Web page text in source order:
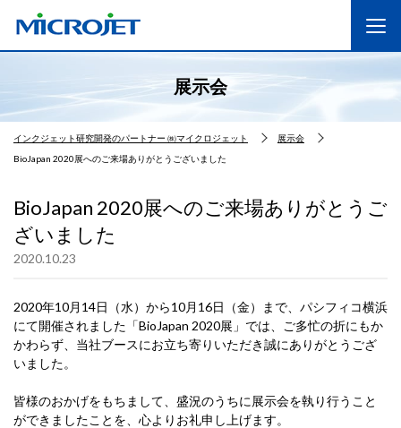
展示会
インクジェット研究開発のパートナー ㈱マイクロジェット
展示会
BioJapan 2020展へのご来場ありがとうございました
BioJapan 2020展へのご来場ありがとうご
ざいました
2020.10.23
2020年10月14日（水）から10月16日（金）まで、パシフィコ横浜
にて開催されました「BioJapan 2020展」では、ご多忙の折にもか
かわらず、当社ブースにお立ち寄りいただき誠にありがとうござ
いました。
皆様のおかげをもちまして、盛況のうちに展示会を執り行うこと
ができましたことを、心よりお礼申し上げます。